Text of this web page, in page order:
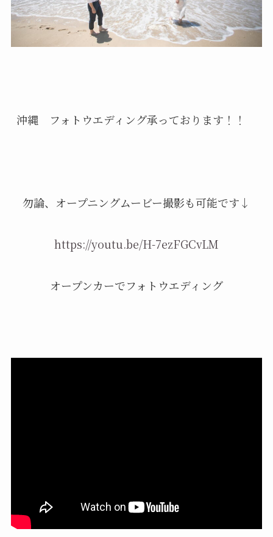
沖縄 フォトウエディング承っております！！
勿論、オープニングムービー撮影も可能です↓
https://youtu.be/H-7ezFGCvLM
オープンカーでフォトウエディング